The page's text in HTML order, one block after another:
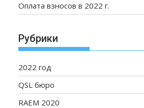
Оплата взносов в 2022 г.
Рубрики
2022 год
QSL бюро
RAEM 2020